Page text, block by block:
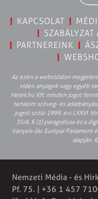
KAPCSOLAT
PARTNEREINK
Az ezen a weboldalon
video anyagok vagy egyéb
Hetek.hu Kft. minden jogot
tartalom szöveg- és
jogról szóló 1999. évi LXXVI.
35/A. § (1) paragrafusa és a
irányelv (Az Európai Parlament
alapján.
Nemzeti Média - és
Pf. 75. | +36 1 457